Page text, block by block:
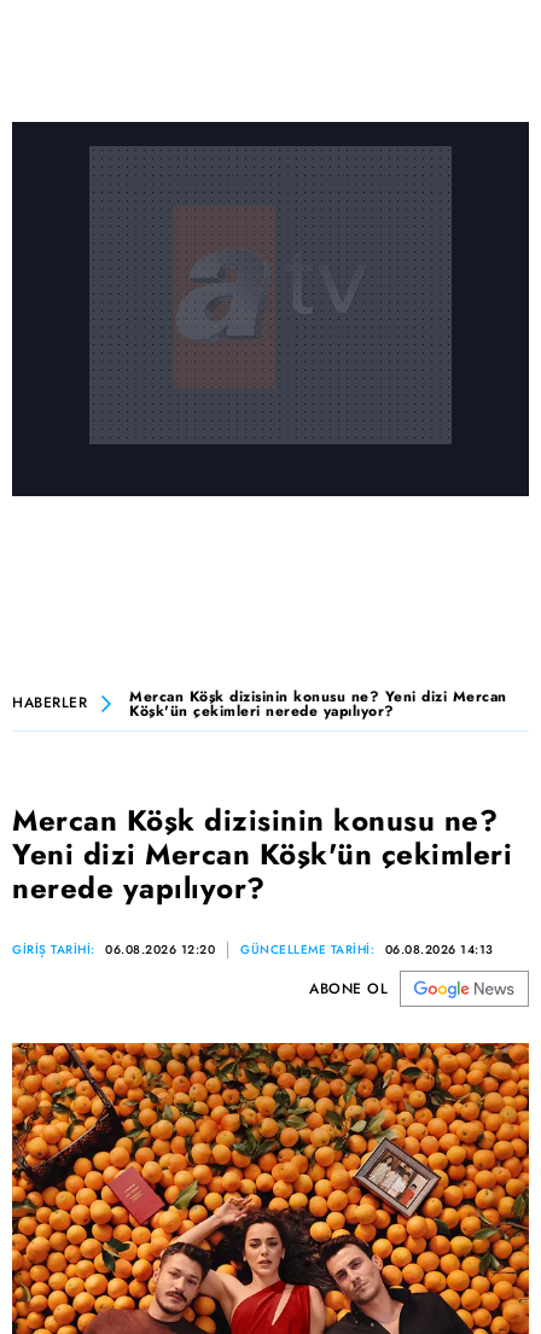
HABERLER Mercan Köşk dizisinin konusu ne? Yeni dizi Mercan
Köşk'ün çekimleri nerede yapılıyor?
Mercan Köşk dizisinin konusu ne?
Yeni dizi Mercan Köşk'ün çekimleri
nerede yapılıyor?
GİRİŞ TARİHİ: 06.08.2026 12:20 GÜNCELLEME TARİHİ: 06.08.2026 14:13
ABONE OL